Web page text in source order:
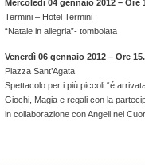
Mercoledì 04 gennaio 2012 – Ore
Termini – Hotel Termini
“Natale in allegria”- tombolata
Venerdì 06 gennaio 2012 – Ore
Piazza Sant’Agata
Spettacolo per i più piccoli “é
Giochi, Magia e regali con la
in collaborazione con Angeli nel